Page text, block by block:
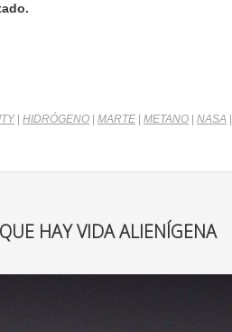
| HIDRÓGENO MARTE METANO NASA
HAY VIDA ALIENÍGENA